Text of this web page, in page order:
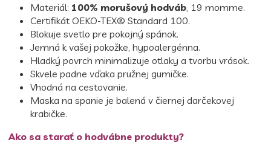
Materiál: 100% morušový hodváb , 19 momme.
Certifikát OEKO-TEX® Standard 100.
Blokuje svetlo pre pokojný spánok.
Jemná k vašej pokožke, hypoalergénna.
Hladký povrch minimalizuje otlaky a tvorbu vrások.
Skvele padne vďaka pružnej gumičke.
Vhodná na cestovanie.
Maska na spanie je balená v čiernej darčekovej
krabičke.
Ako sa starať o hodvábne produkty?